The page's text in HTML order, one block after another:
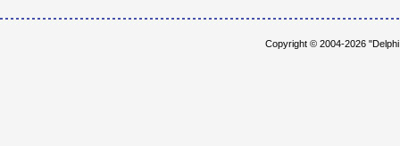
Copyright © 2004-2026